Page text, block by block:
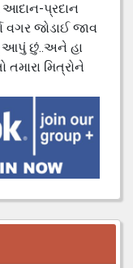
આદાન-પ્રદાન
વગર જોડાઈ જાવ
આપું છું..અને હા
મિત્રોને